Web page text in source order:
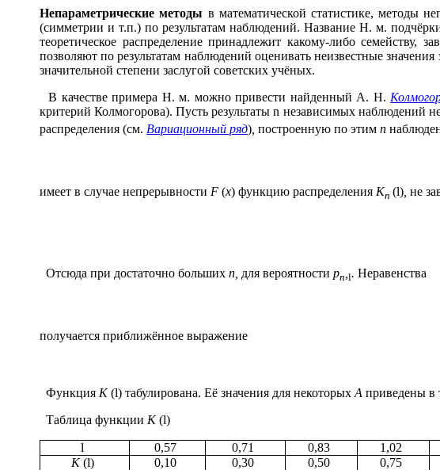
Непараметрические методы в математической статистике, методы
(симметрии и т.п.) по результатам наблюдений. Название Н. м.
теоретическое распределение принадлежит какому-либо семейству,
позволяют по результатам наблюдений оценивать неизвестные
значительной степени заслугой советских учёных.
В качестве примера Н. м. можно привести найденный А. Н.
критерий Колмогорова). Пусть результаты n независимых наблюдений
распределения (см. Вариационный ряд) построенную по этим n
имеет в случае непрерывности F (x) функцию распределения Kn (l) не
Отсюда при достаточно больших n, для вероятности pn l. Неравенства
получается приближённое выражение
Функция К(l) табулирована. Её значения для некоторых А приведены в
Таблица функции К(l)
l 0,57 0,71 0,83 1,02
К(l) 0,10 0,30 0,50 0,75